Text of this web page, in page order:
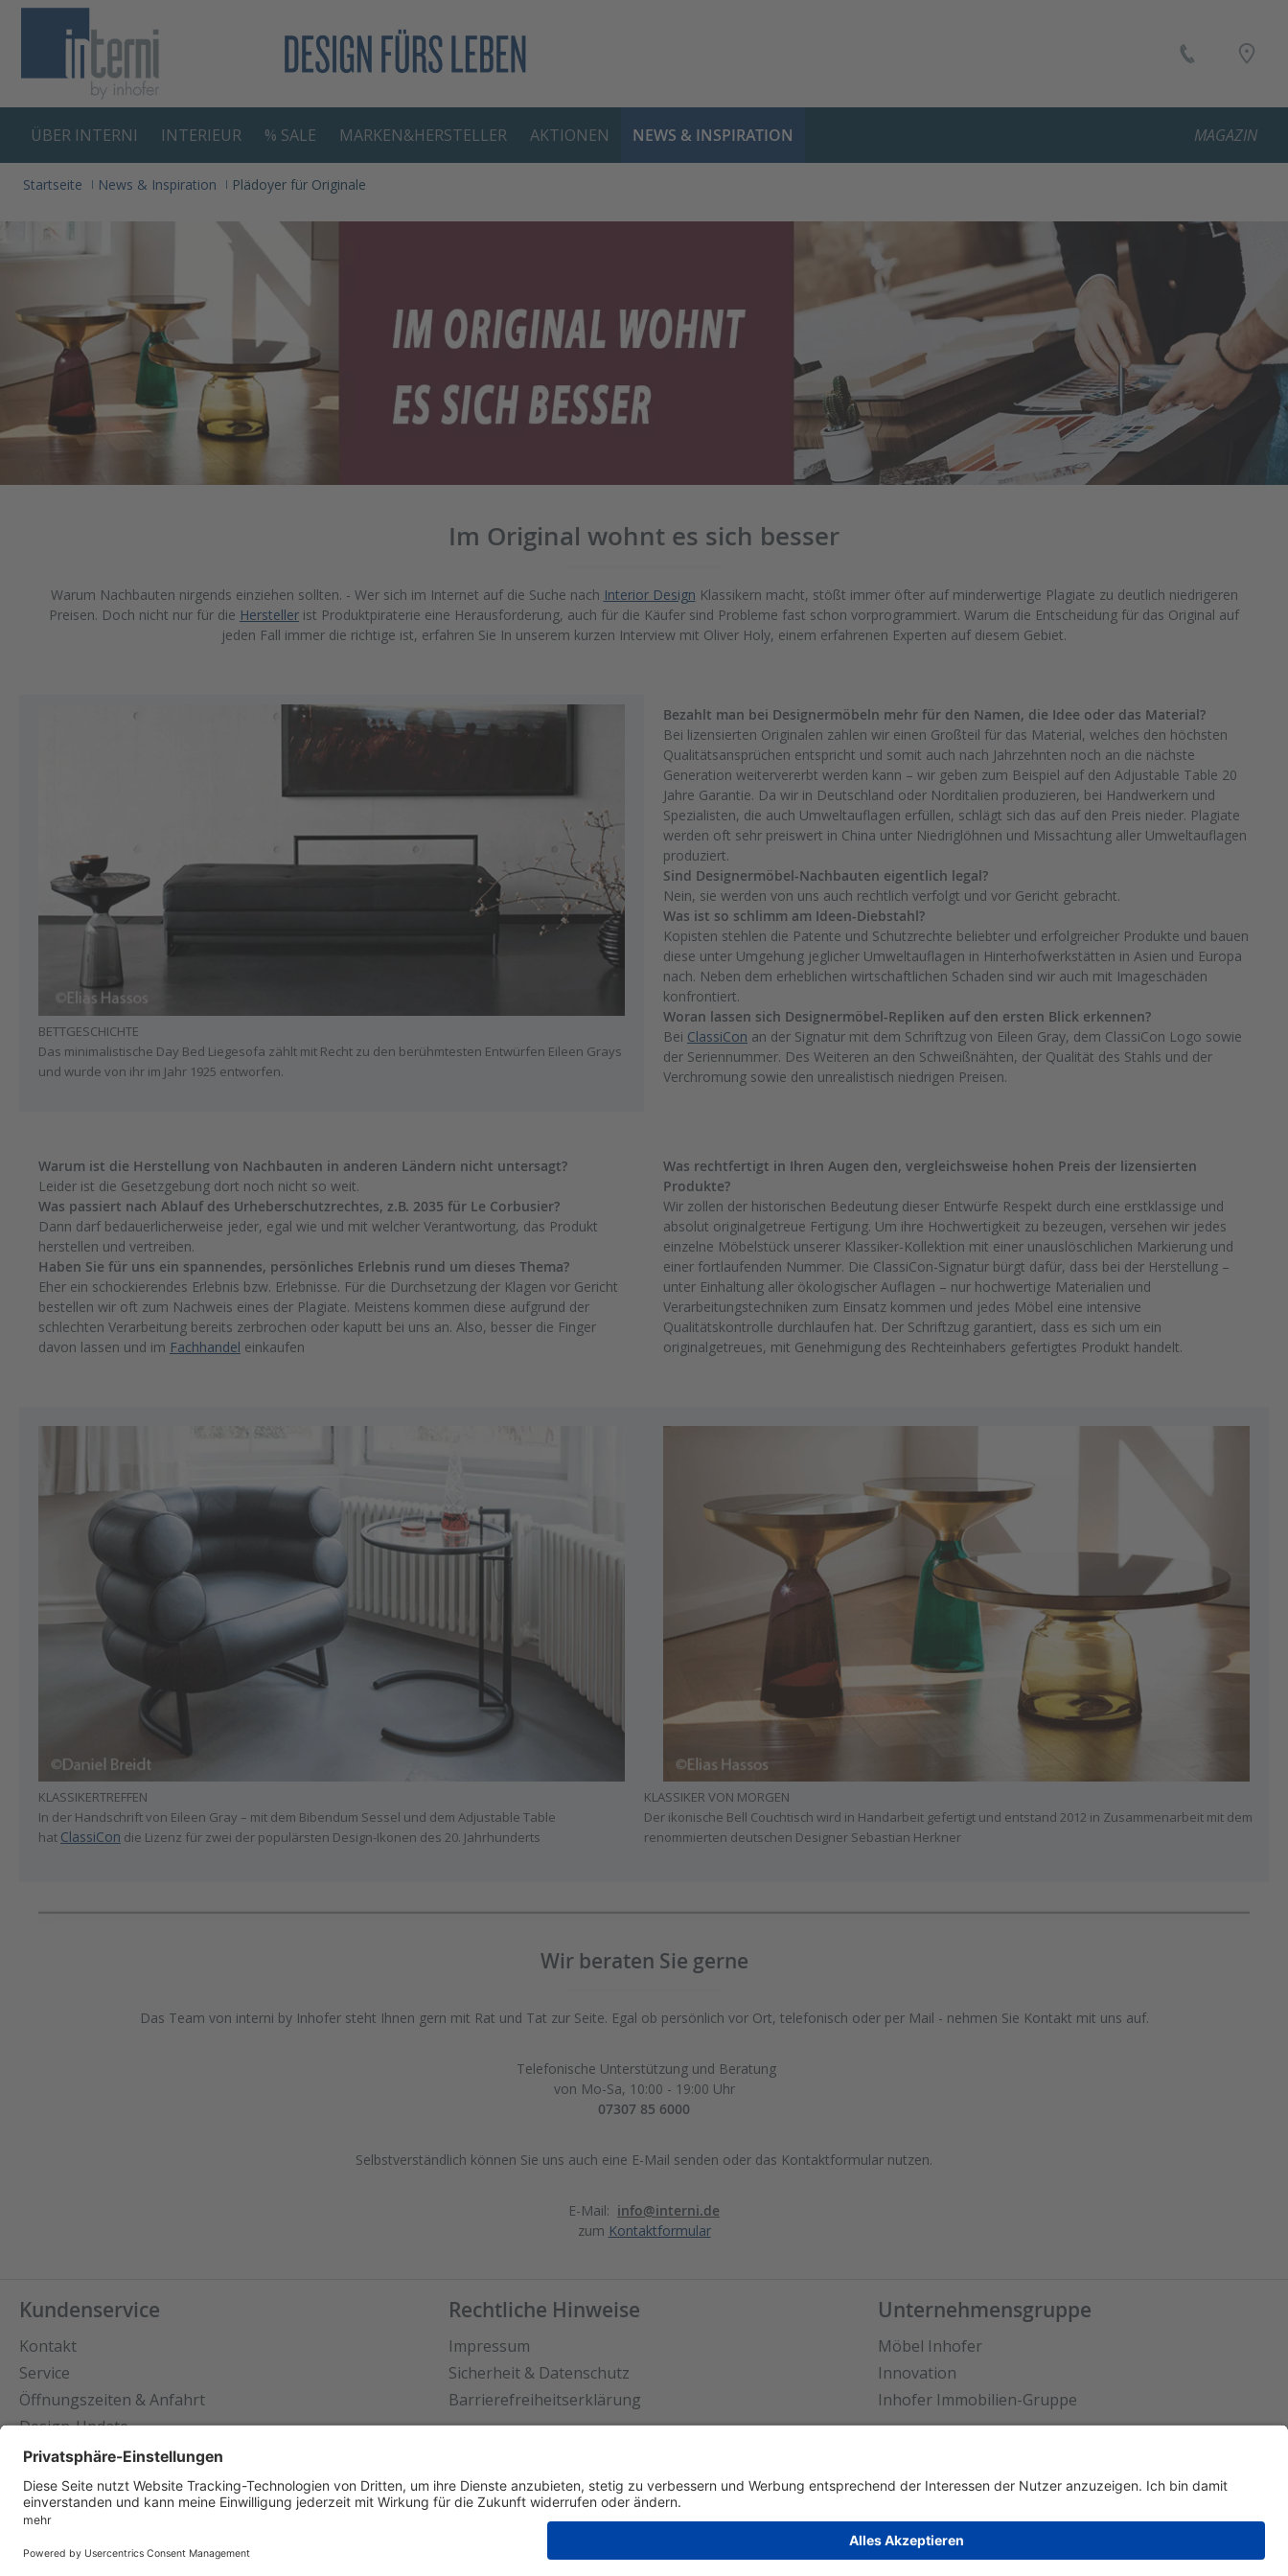
ÜBER INTERNI INTERIEUR % SALE MARKEN&HERSTELLER AKTIONEN NEWS & INSPIRATION MAGAZIN
Startseite News & Inspiration Plädoyer für Originale
Im Original wohnt es sich besser
Warum Nachbauten nirgends einziehen sollten. - Wer sich im Internet auf die Suche nach Interior Design Klassikern macht, stößt immer öfter auf minderwertige Plagiate zu deutlich niedrigeren
Preisen. Doch nicht nur für die Hersteller ist Produktpiraterie eine Herausforderung, auch für die Käufer sind Probleme fast schon vorprogrammiert. Warum die Entscheidung für das Original auf
jeden Fall immer die richtige ist, erfahren Sie In unserem kurzen Interview mit Oliver Holy, einem erfahrenen Experten auf diesem Gebiet.
BETTGESCHICHTE
Das minimalistische Day Bed Liegesofa zählt mit Recht zu den berühmtesten Entwürfen Eileen Grays
und wurde von ihr im Jahr 1925 entworfen.
Bezahlt man bei Designermöbeln mehr für den Namen, die Idee oder das Material?
Bei lizensierten Originalen zahlen wir einen Großteil für das Material, welches den höchsten
Qualitätsansprüchen entspricht und somit auch nach Jahrzehnten noch an die nächste
Generation weitervererbt werden kann – wir geben zum Beispiel auf den Adjustable Table 20
Jahre Garantie. Da wir in Deutschland oder Norditalien produzieren, bei Handwerkern und
Spezialisten, die auch Umweltauflagen erfüllen, schlägt sich das auf den Preis nieder. Plagiate
werden oft sehr preiswert in China unter Niedriglöhnen und Missachtung aller Umweltauflagen
produziert.
Sind Designermöbel-Nachbauten eigentlich legal?
Nein, sie werden von uns auch rechtlich verfolgt und vor Gericht gebracht.
Was ist so schlimm am Ideen-Diebstahl?
Kopisten stehlen die Patente und Schutzrechte beliebter und erfolgreicher Produkte und bauen
diese unter Umgehung jeglicher Umweltauflagen in Hinterhofwerkstätten in Asien und Europa
nach. Neben dem erheblichen wirtschaftlichen Schaden sind wir auch mit Imageschäden
konfrontiert.
Woran lassen sich Designermöbel-Repliken auf den ersten Blick erkennen?
Bei ClassiCon an der Signatur mit dem Schriftzug von Eileen Gray, dem ClassiCon Logo sowie
der Seriennummer. Des Weiteren an den Schweißnähten, der Qualität des Stahls und der
Verchromung sowie den unrealistisch niedrigen Preisen.
Warum ist die Herstellung von Nachbauten in anderen Ländern nicht untersagt?
Leider ist die Gesetzgebung dort noch nicht so weit.
Was passiert nach Ablauf des Urheberschutzrechtes, z.B. 2035 für Le Corbusier?
Dann darf bedauerlicherweise jeder, egal wie und mit welcher Verantwortung, das Produkt
herstellen und vertreiben.
Haben Sie für uns ein spannendes, persönliches Erlebnis rund um dieses Thema?
Eher ein schockierendes Erlebnis bzw. Erlebnisse. Für die Durchsetzung der Klagen vor Gericht
bestellen wir oft zum Nachweis eines der Plagiate. Meistens kommen diese aufgrund der
schlechten Verarbeitung bereits zerbrochen oder kaputt bei uns an. Also, besser die Finger
davon lassen und im Fachhandel einkaufen
Was rechtfertigt in Ihren Augen den, vergleichsweise hohen Preis der lizensierten
Produkte?
Wir zollen der historischen Bedeutung dieser Entwürfe Respekt durch eine erstklassige und
absolut originalgetreue Fertigung. Um ihre Hochwertigkeit zu bezeugen, versehen wir jedes
einzelne Möbelstück unserer Klassiker-Kollektion mit einer unauslöschlichen Markierung und
einer fortlaufenden Nummer. Die ClassiCon-Signatur bürgt dafür, dass bei der Herstellung –
unter Einhaltung aller ökologischer Auflagen – nur hochwertige Materialien und
Verarbeitungstechniken zum Einsatz kommen und jedes Möbel eine intensive
Qualitätskontrolle durchlaufen hat. Der Schriftzug garantiert, dass es sich um ein
originalgetreues, mit Genehmigung des Rechteinhabers gefertigtes Produkt handelt.
KLASSIKERTREFFEN
In der Handschrift von Eileen Gray – mit dem Bibendum Sessel und dem Adjustable Table
hat ClassiCon die Lizenz für zwei der populärsten Design-Ikonen des 20. Jahrhunderts
KLASSIKER VON MORGEN
Der ikonische Bell Couchtisch wird in Handarbeit gefertigt und entstand 2012 in Zusammenarbeit mit dem
renommierten deutschen Designer Sebastian Herkner
Wir beraten Sie gerne
Das Team von interni by Inhofer steht Ihnen gern mit Rat und Tat zur Seite. Egal ob persönlich vor Ort, telefonisch oder per Mail - nehmen Sie Kontakt mit uns auf.
Telefonische Unterstützung und Beratung
von Mo-Sa, 10:00 - 19:00 Uhr
07307 85 6000
Selbstverständlich können Sie uns auch eine E-Mail senden oder das Kontaktformular nutzen.
E-Mail: info@interni.de
zum Kontaktformular
Kundenservice
Kontakt
Service
Öffnungszeiten & Anfahrt
Design-Update
Rechtliche Hinweise
Impressum
Sicherheit & Datenschutz
Barrierefreiheitserklärung
Unternehmensgruppe
Möbel Inhofer
Innovation
Inhofer Immobilien-Gruppe
Datenschutz Impressum Cookie-Einstellungen
* Alle dargestellten Preise sind inkl. gesetzlicher Mehrwertsteuer